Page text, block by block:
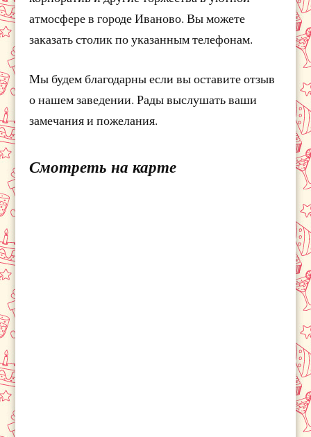
атмосфере в городе Иваново. Вы можете
заказать столик по указанным телефонам.
Мы будем благодарны если вы оставите отзыв
о нашем заведении. Рады выслушать ваши
замечания и пожелания.
Смотреть на карте